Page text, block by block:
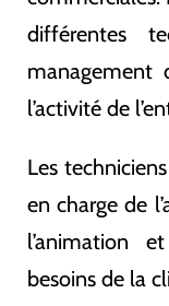
différentes
management
l’activité de
Les
en charge de
l’animation
besoins de la